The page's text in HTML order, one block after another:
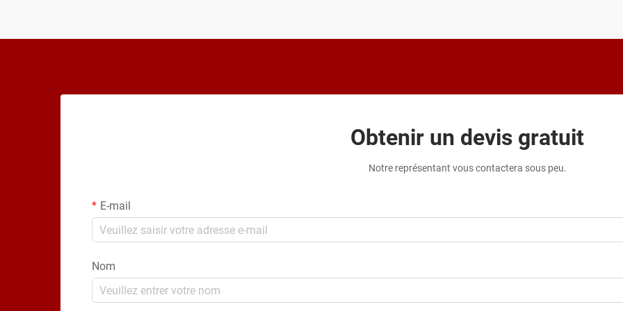
Obtenir un devis gratuit
Notre représentant vous contactera sous peu.
E-mail
Nom